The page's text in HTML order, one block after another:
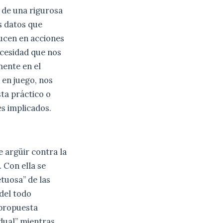
una rigurosa
datos que
en acciones
que nos
en el
juego, nos
práctico o
implicados.
argüir contra la
ella se
de las
todo